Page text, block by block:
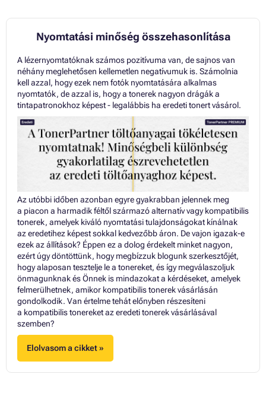
Nyomtatási minőség összehasonlítása
A lézernyomtatóknak számos pozitívuma van, de sajnos van
néhány meglehetősen kellemetlen negatívumuk is. Számolnia
kell azzal, hogy ezek nem fotók nyomtatására alkalmas
nyomtatók, de azzal is, hogy a tonerek nagyon drágák a
tintapatronokhoz képest - legalábbis ha eredeti tonert vásárol.
Az utóbbi időben azonban egyre gyakrabban jelennek meg
a piacon a harmadik féltől származó alternatív vagy kompatibilis
tonerek, amelyek kiváló nyomtatási tulajdonságokat kínálnak
az eredetihez képest sokkal kedvezőbb áron. De vajon igazak-e
ezek az állítások? Éppen ez a dolog érdekelt minket nagyon,
ezért úgy döntöttünk, hogy megbízzuk blogunk szerkesztőjét,
hogy alaposan tesztelje le a tonereket, és így megválaszoljuk
önmagunknak és Önnek is mindazokat a kérdéseket, amelyek
felmerülhetnek, amikor kompatibilis tonerek vásárlásán
gondolkodik. Van értelme tehát előnyben részesíteni
a kompatibilis tonereket az eredeti tonerek vásárlásával
szemben?
Elolvasom a cikket »